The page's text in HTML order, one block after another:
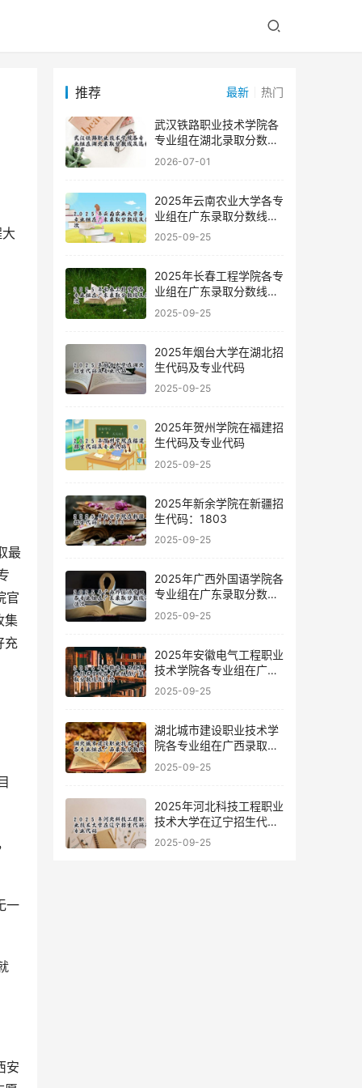
最
官
集
充
一
安
推荐 最新 热门
武汉铁路职业技术学院各
专业组在湖北录取分数线
及选科要求
2026-07-01
2025年云南农业大学各专
业组在广东录取分数线及
位次
2025-09-25
2025年长春工程学院各专
业组在广东录取分数线及
位次
2025-09-25
2025年烟台大学在湖北招
生代码及专业代码
2025-09-25
2025年贺州学院在福建招
生代码及专业代码
2025-09-25
2025年新余学院在新疆招
生代码：1803
2025-09-25
2025年广西外国语学院各
专业组在广东录取分数线
及位次
2025-09-25
2025年安徽电气工程职业
技术学院各专业组在广东
录取分数线及位次
2025-09-25
湖北城市建设职业技术学
院各专业组在广西录取分
数线
2025-09-25
2025年河北科技工程职业
技术大学在辽宁招生代码
及专业代码
2025-09-25